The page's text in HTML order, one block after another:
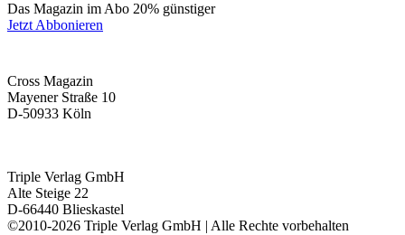
Das Magazin im Abo 20% günstiger
Jetzt Abbonieren
Cross Magazin
Mayener Straße 10
D-50933 Köln
Triple Verlag GmbH
Alte Steige 22
D-66440 Blieskastel
©2010-2026 Triple Verlag GmbH | Alle Rechte vorbehalten